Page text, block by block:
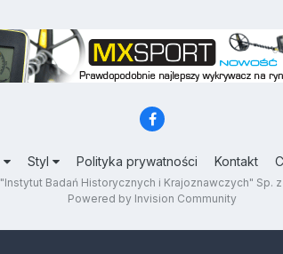
Styl Polityka prywatności Kontakt
"Instytut Badań Historycznych i Krajoznawczych" Sp.
Powered by Invision Community